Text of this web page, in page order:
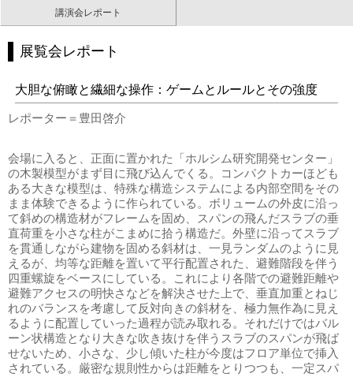
講演会レポート
展覧会レポート
大胆な俯瞰と繊細な操作：ゲームとルールとその強度
レポーター＝豊田啓介
会場に入ると、正面に置かれた「ホルシム研究開発センター」
の木製模型がまず目に飛び込んでくる。コンパクトカーほども
ある大きな模型は、特殊な構造システムによる内部空間をその
まま体験できるように作られている。ボリュームの外皮に沿っ
て斜めの構造材がフレームを固め、スパンの飛んだスラブの垂
直荷重を小さな柱がこまめに拾う構造だ。外壁に沿ってスラブ
を貫通しながら建物を固める斜材は、一見ランダムのように見
えるが、均等な距離を置いて平行配置された、避難階段を伴う
四重螺旋をベースにしている。これにより各階での避難距離や
避難アクセスの明快さなどを解決させた上で、垂直加重とねじ
れのバランスを考慮して反対向きの斜材を、極力無作為に見え
るように配置していった過程が読み取れる。それだけではバル
ーン状構造となり大きな吹き抜けを伴うスラブのスパンが飛ば
せないため、小さな、少し傾いた柱が今度はフロア単位で挿入
されている。厳密な規則性からは距離をとりつつも、一定スパ